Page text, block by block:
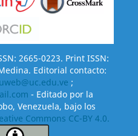
2665-0223. Print ISSN:
Editorial contacto:
;
- Editado por la
Venezuela, bajo los
Commons CC-BY 4.0.